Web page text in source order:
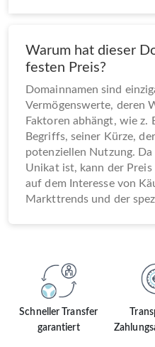
Schneller Transfer
garantiert
Warum hat dieser
festen Preis?
Domainnamen sind
Vermögenswerte, deren
Faktoren abhängt, wie z.
Begriffs, seiner Kürze,
potenziellen Nutzung.
Unikat ist, kann der
auf dem Interesse von
Markttrends und der